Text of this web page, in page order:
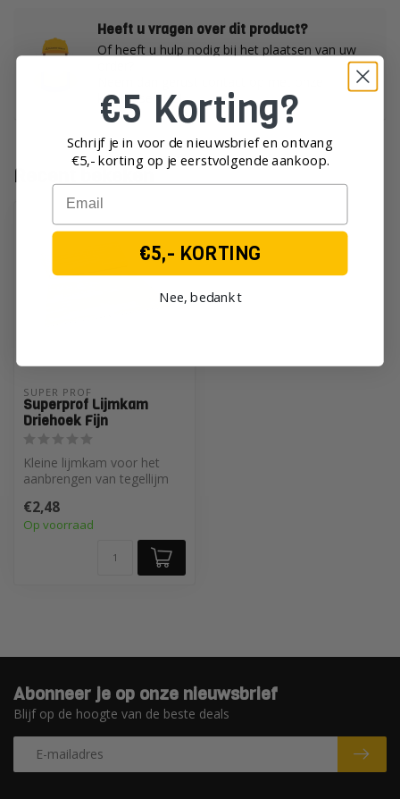
Heeft u vragen over dit product?
Of heeft u hulp nodig bij het plaatsen van uw
klantenservice!
Recent bekeken
SUPER PROF
Superprof Lijmkam
Driehoek Fijn
Kleine lijmkam voor het
aanbrengen van tegellijm
€2,48
Op voorraad
Abonneer je op onze nieuwsbrief
Blijf op de hoogte van de beste deals
€5 Korting?
Schrijf je in voor de nieuwsbrief en ontvang
€5,- korting op je eerstvolgende aankoop.
Email
€5,- KORTING
Nee, bedankt